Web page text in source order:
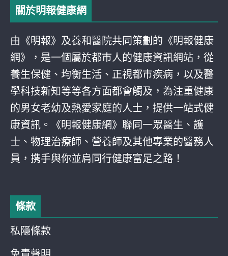
關於明報健康網
由《明報》及養和醫院共同策劃的《明報健康
網》，是一個屬於都巿人的健康資訊網站，從
養生保健、均衡生活、正視都巿疾病，以及醫
學科技新知等等各方面都會觸及，為注重健康
的男女老幼及熱愛家庭的人士，提供一站式健
康資訊。《明報健康網》聯同一眾醫生、護
士、物理治療師、營養師及其他專業的醫務人
員，携手與你並肩同行健康富足之路！
條款
私隱條款